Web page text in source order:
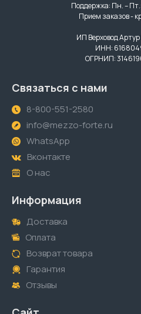
Поддержка: Пн. –
Прием заказов -
ИП Верховод Артур
ИНН:
ОГРНИП:
Связаться с нами
8-800-551-2580
info@mezzo-forte.ru
WhatsApp
Вконтакте
О нас
Информация
Доставка
Оплата
Возврат товара
Гарантия
Отзывы